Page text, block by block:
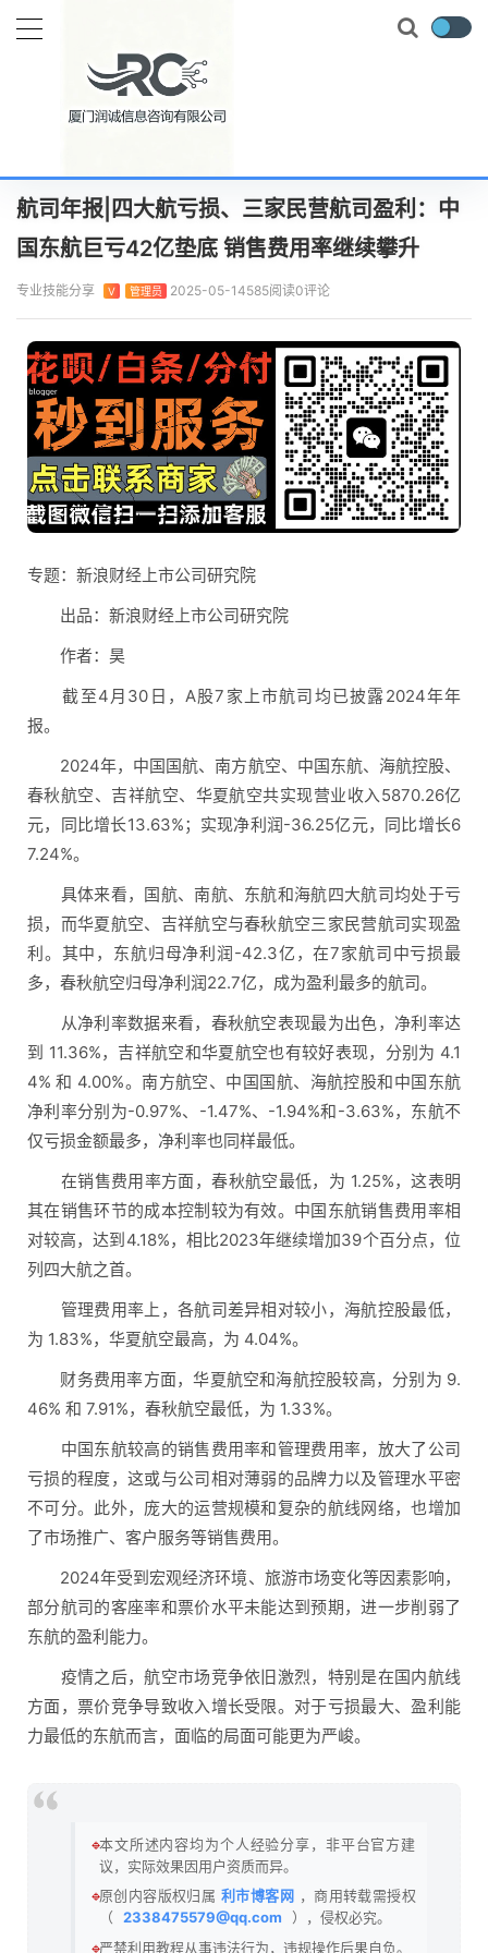
当前位置： 首页 实时要闻
航司年报|四大航亏损、三家民营航司盈利：中
国东航巨亏42亿垫底 销售费用率继续攀升
专业技能分享 V 管理员 2025-05-14585阅读0评论
专题：新浪财经上市公司研究院
出品：新浪财经上市公司研究院
作者：昊
截至4月30日，A股7家上市航司均已披露2024年年
报。
2024年，中国国航、南方航空、中国东航、海航控股、
春秋航空、吉祥航空、华夏航空共实现营业收入5870.26亿
元，同比增长13.63%；实现净利润-36.25亿元，同比增长6
7.24%。
具体来看，国航、南航、东航和海航四大航司均处于亏
损，而华夏航空、吉祥航空与春秋航空三家民营航司实现盈
利。其中，东航归母净利润-42.3亿，在7家航司中亏损最
多，春秋航空归母净利润22.7亿，成为盈利最多的航司。
从净利率数据来看，春秋航空表现最为出色，净利率达
到 11.36%，吉祥航空和华夏航空也有较好表现，分别为 4.1
4% 和 4.00%。南方航空、中国国航、海航控股和中国东航
净利率分别为-0.97%、-1.47%、-1.94%和-3.63%，东航不
仅亏损金额最多，净利率也同样最低。
在销售费用率方面，春秋航空最低，为 1.25%，这表明
其在销售环节的成本控制较为有效。中国东航销售费用率相
对较高，达到4.18%，相比2023年继续增加39个百分点，位
列四大航之首。
管理费用率上，各航司差异相对较小，海航控股最低，
为 1.83%，华夏航空最高，为 4.04%。
财务费用率方面，华夏航空和海航控股较高，分别为 9.
46% 和 7.91%，春秋航空最低，为 1.33%。
中国东航较高的销售费用率和管理费用率，放大了公司
亏损的程度，这或与公司相对薄弱的品牌力以及管理水平密
不可分。此外，庞大的运营规模和复杂的航线网络，也增加
了市场推广、客户服务等销售费用。
2024年受到宏观经济环境、旅游市场变化等因素影响，
部分航司的客座率和票价水平未能达到预期，进一步削弱了
东航的盈利能力。
疫情之后，航空市场竞争依旧激烈，特别是在国内航线
方面，票价竞争导致收入增长受限。对于亏损最大、盈利能
力最低的东航而言，面临的局面可能更为严峻。
🔹本文所述内容均为个人经验分享，非平台官方建
议，实际效果因用户资质而异。
🔹原创内容版权归属 利市博客网 ，商用转载需授权
（
2338475579@qq.com
），侵权必究。
🔹严禁利用教程从事违法行为，违规操作后果自负。